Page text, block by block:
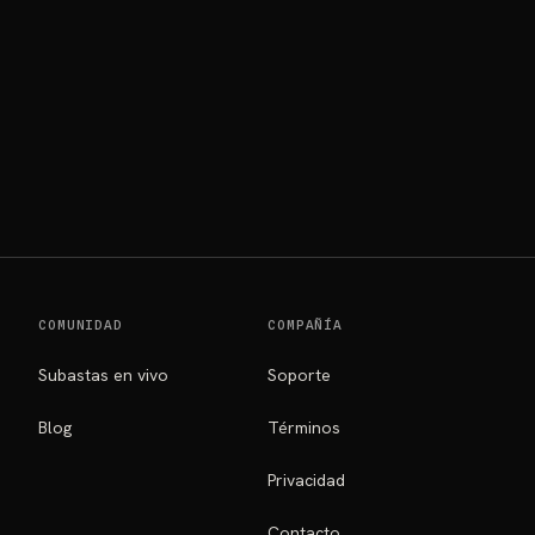
COMUNIDAD
Subastas en vivo
Blog
COMPAÑÍA
Soporte
Términos
Privacidad